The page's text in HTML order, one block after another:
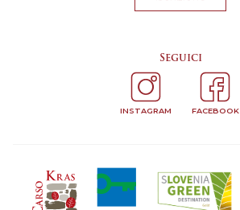
Seguici
INSTAGRAM FACEBOOK